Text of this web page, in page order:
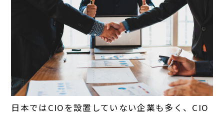
日本ではCIOを設置していない企業も多く、CIO